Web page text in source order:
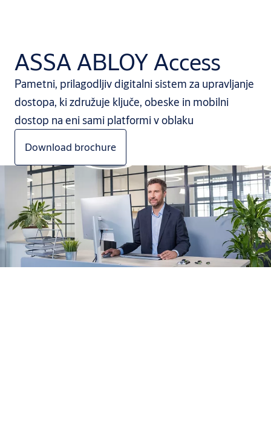
ASSA ABLOY Access
Pametni, prilagodljiv digitalni sistem za upravljanje
dostopa, ki združuje ključe, obeske in mobilni
dostop na eni sami platformi v oblaku
Download brochure